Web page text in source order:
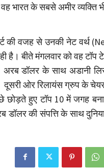
भारत के सबसे अमीर व्यक्ति
की वजह से उनकी नेट वर्थ
है। बीते मंगलवार को वह टॉप
अरब डॉलर के साथ अडानी
ओर रिलायंस ग्रुप के
छोड़ते हुए टॉप 10 में जगह
डॉलर की संपत्ति के साथ